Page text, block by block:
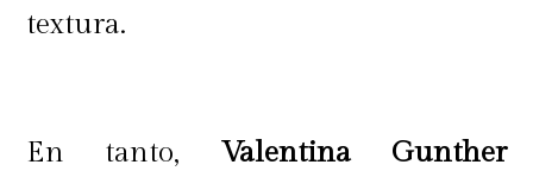
maquillaje el doble!
textura.
En tanto, Valentina Gunther